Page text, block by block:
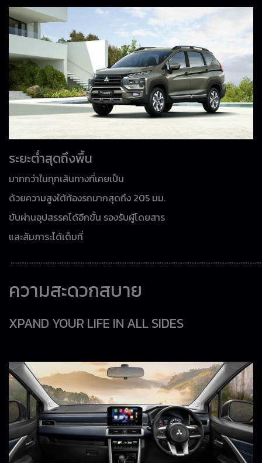
ระยะต่ำสุดถึงพื้น
มากกว่าในทุกเส้นทางที่เคยเป็น
ด้วยความสูงใต้ท้องรถมากสุดถึง 205 มม.
ขับผ่านอุปสรรคได้อีกขั้น รองรับผู้โดยสาร
และสัมภาระได้เต็มที่
ความสะดวกสบาย
XPAND YOUR LIFE IN ALL SIDES